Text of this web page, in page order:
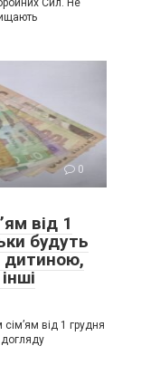
Сил. Не
0
від 1
будуть
дитиною,
від 1 грудня
догляду